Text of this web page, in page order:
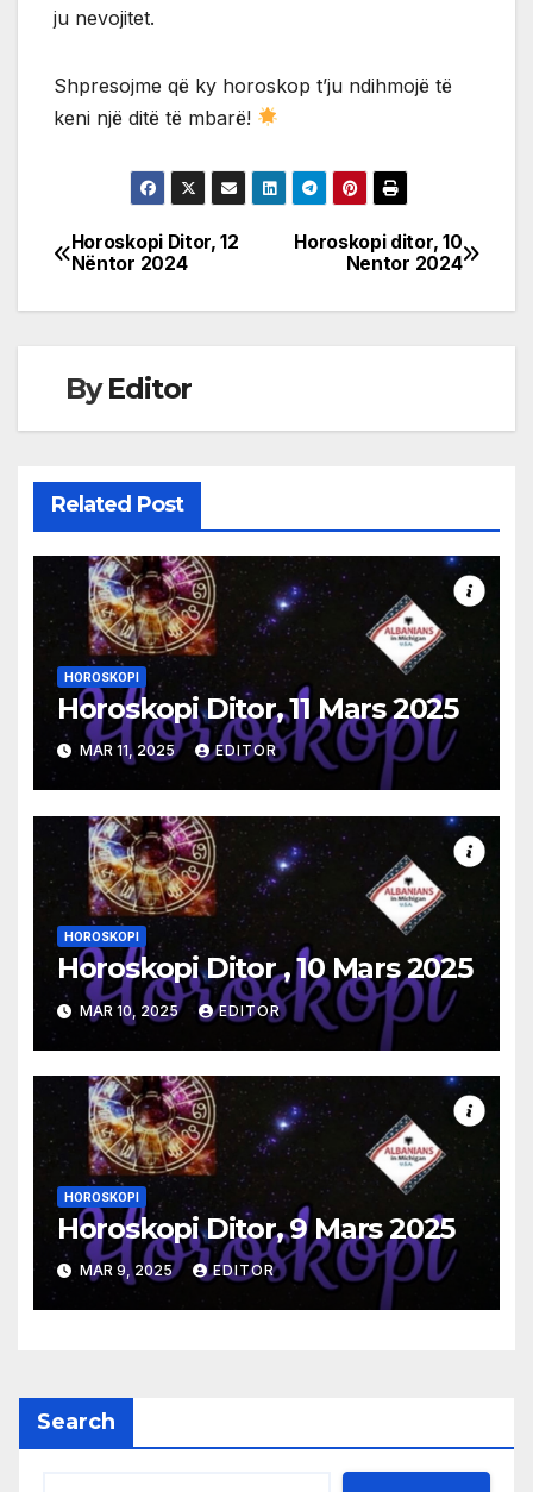
ju nevojitet.
Shpresojme që ky horoskop t’ju ndihmojë të
keni një ditë të mbarë!
Post
navigation
Horoskopi ditor, 10
Nentor 2024
Horoskopi Ditor, 12
Nëntor 2024
ByEditor
Related Post
HOROSKOPI
Horoskopi Ditor, 11 Mars 2025
MAR 11, 2025 EDITOR
HOROSKOPI
Horoskopi Ditor , 10 Mars 2025
MAR 10, 2025 EDITOR
HOROSKOPI
Horoskopi Ditor, 9 Mars 2025
MAR 9, 2025 EDITOR
Search